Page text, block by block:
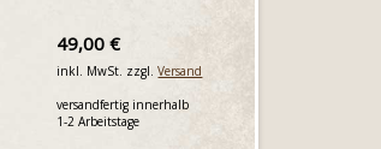
49,00 €
inkl. MwSt. zzgl.Versand
versandfertig innerhalb
1-2 Arbeitstage